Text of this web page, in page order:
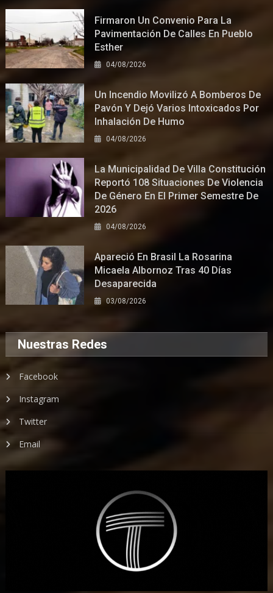
Firmaron Un Convenio Para La
Pavimentación De Calles En Pueblo
Esther
04/08/2026
Un Incendio Movilizó A Bomberos De
Pavón Y Dejó Varios Intoxicados Por
Inhalación De Humo
04/08/2026
La Municipalidad De Villa Constitución
Reportó 108 Situaciones De Violencia
De Género En El Primer Semestre De
2026
04/08/2026
Apareció En Brasil La Rosarina
Micaela Albornoz Tras 40 Días
Desaparecida
03/08/2026
Nuestras Redes
Facebook
Instagram
Twitter
Email